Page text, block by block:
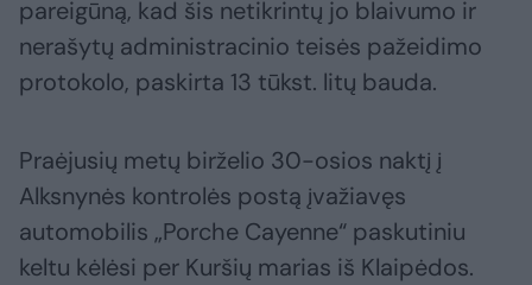
pareigūną, kad šis netikrintų jo blaivumo ir
nerašytų administracinio teisės pažeidimo
protokolo, paskirta 13 tūkst. litų bauda.
Praėjusių metų birželio 30-osios naktį į
Alksnynės kontrolės postą įvažiavęs
automobilis „Porche Cayenne“ paskutiniu
keltu kėlėsi per Kuršių marias iš Klaipėdos.